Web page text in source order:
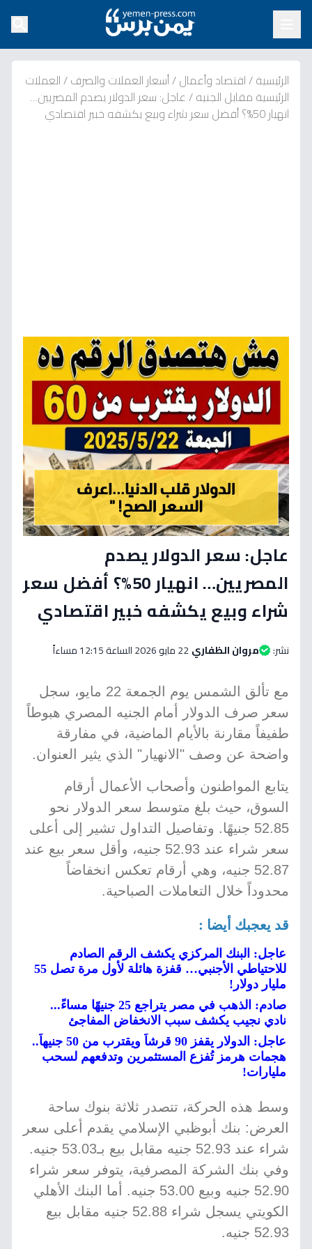
الرئيسية/اقتصاد وأعمال/أسعار العملات والصرف/العملات
الرئيسية مقابل الجنيه/عاجل: سعر الدولار يصدم المصريين…
انهيار 50%؟ أفضل سعر شراء وبيع يكشفه خبير اقتصادي
عاجل: سعر الدولار يصدم
المصريين… انهيار 50%؟ أفضل سعر
شراء وبيع يكشفه خبير اقتصادي
نشر: مروان الظفاري22 مايو 2026 الساعة 12:15 مساءاً
مع تألق الشمس يوم الجمعة 22 مايو، سجل
سعر صرف الدولار أمام الجنيه المصري هبوطاً
طفيفاً مقارنة بالأيام الماضية، في مفارقة
واضحة عن وصف "الانهيار" الذي يثير العنوان.
يتابع المواطنون وأصحاب الأعمال أرقام
السوق، حيث بلغ متوسط سعر الدولار نحو
52.85 جنيهًا. وتفاصيل التداول تشير إلى أعلى
سعر شراء عند 52.93 جنيه، وأقل سعر بيع عند
52.87 جنيه، وهي أرقام تعكس انخفاضاً
محدوداً خلال التعاملات الصباحية.
قد يعجبك أيضا :
عاجل: البنك المركزي يكشف الرقم الصادم
للاحتياطي الأجنبي… قفزة هائلة لأول مرة تصل 55
مليار دولار!
صادم: الذهب في مصر يتراجع 25 جنيهًا مساءً...
نادي نجيب يكشف سبب الانخفاض المفاجئ
عاجل: الدولار يقفز 90 قرشاً ويقترب من 50 جنيهاً..
هجمات هرمز تُفزع المستثمرين وتدفعهم لسحب
مليارات!
وسط هذه الحركة، تتصدر ثلاثة بنوك ساحة
العرض: بنك أبوظبي الإسلامي يقدم أعلى سعر
شراء عند 52.93 جنيه مقابل بيع بـ53.03 جنيه.
وفي بنك الشركة المصرفية، يتوفر سعر شراء
52.90 جنيه وبيع 53.00 جنيه. أما البنك الأهلي
الكويتي يسجل شراء 52.88 جنيه مقابل بيع
52.93 جنيه.